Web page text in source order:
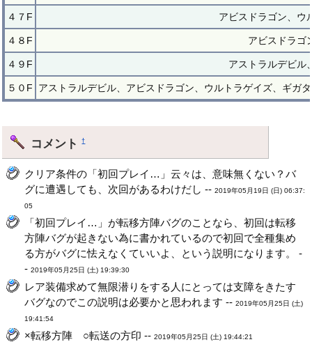
４７F アビスドラゴン、ウ
４８F アビスドラゴ
４９F アストラルデビル
５０F アストラルデビル、アビスドラゴン、ウルトラゲイズ、ギガ
コメント†
クリア条件の「初回プレイ…」云々は、意味無くない？バ
グに遭遇しても、次回があるわけだし --2019年05月19日 (日) 06:37:
05
「初回プレイ…」が転移方陣バグのことなら、初回は転移
方陣バグが起きない為に書かれているので初回で全種集め
る方がバグに怯えなくていいよ、という説明になります。 -
-2019年05月25日 (土) 19:39:30
レア装備求めて無限潜りをする人にとっては支障をきたす
バグなのでこの説明は必要かと思われます --2019年05月25日 (土)
19:41:54
×転移方陣 ○転送の方印 --2019年05月25日 (土) 19:44:21